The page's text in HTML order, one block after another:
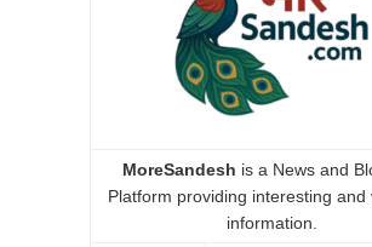
MoreSandesh is a News and
Platform providing interesting and
information.